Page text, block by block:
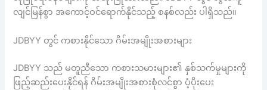
လျင်မြန်စွာ အကောင့်ဝင်ရောက်နိုင်သည့် စနစ်လည်း ပါရှိသည်။
JDBYY တွင် ကစားနိုင်သော ဂိမ်းအမျိုးအစားများ
JDBYY သည် မတူညီသော ကစားသမားများ၏ နှစ်သက်မှုများကို
ဖြည့်ဆည်းပေးနိုင်ရန် ဂိမ်းအမျိုးအစားစုံလင်စွာ ပံ့ပိုးပေး